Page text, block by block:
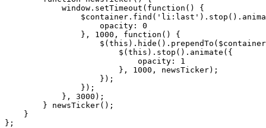
            window.setTimeout(function() {
                    opacity: 0
                }, 1000, function() {
                        $(this).stop().animate({
                            opacity: 1
                        }, 1000, newsTicker);
                    });
                });
            }, 3000);
        } newsTicker();
    }
};